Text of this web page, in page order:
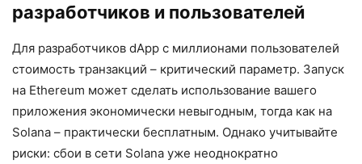
разработчиков и пользователей
Для разработчиков dApp с миллионами пользователей
стоимость транзакций – критический параметр. Запуск
на Ethereum может сделать использование вашего
приложения экономически невыгодным, тогда как на
Solana – практически бесплатным. Однако учитывайте
риски: сбои в сети Solana уже неоднократно